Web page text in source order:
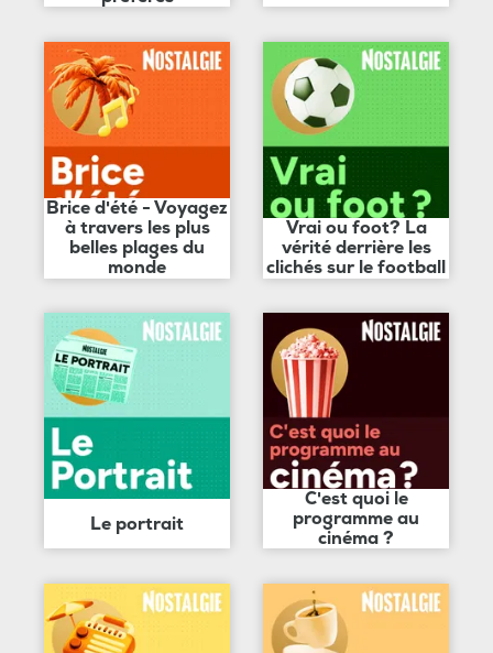
Brice d'été - Voyagez
à travers les plus
belles plages du
monde
Vrai ou foot? La
vérité derrière les
clichés sur le football
Le portrait
C'est quoi le
programme au
cinéma ?